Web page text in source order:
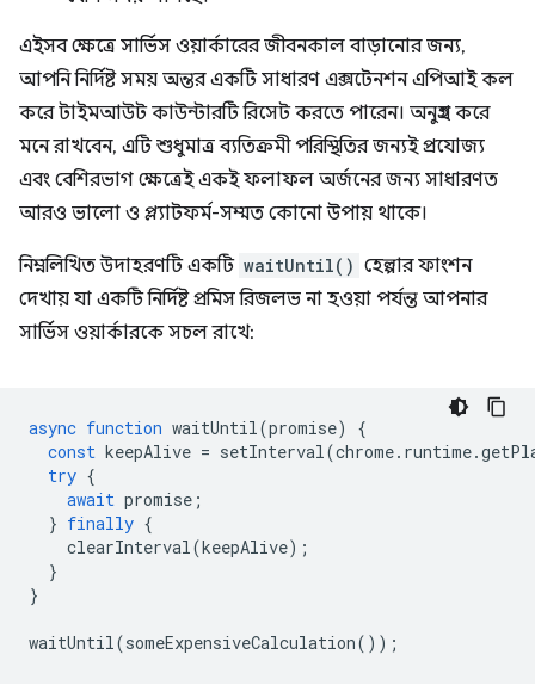
এইসব ক্ষেত্রে সার্ভিস ওয়ার্কারের জীবনকাল বাড়ানোর জন্য,
আপনি নির্দিষ্ট সময় অন্তর একটি সাধারণ এক্সটেনশন এপিআই কল
করে টাইমআউট কাউন্টারটি রিসেট করতে পারেন। অনুগ্রহ করে
মনে রাখবেন, এটি শুধুমাত্র ব্যতিক্রমী পরিস্থিতির জন্যই প্রযোজ্য
এবং বেশিরভাগ ক্ষেত্রেই একই ফলাফল অর্জনের জন্য সাধারণত
আরও ভালো ও প্ল্যাটফর্ম-সম্মত কোনো উপায় থাকে।
নিম্নলিখিত উদাহরণটি একটি waitUntil() হেল্পার ফাংশন
দেখায় যা একটি নির্দিষ্ট প্রমিস রিজলভ না হওয়া পর্যন্ত আপনার
সার্ভিস ওয়ার্কারকে সচল রাখে:
async function waitUntil(promise)
{
const keepAlive = setInterval(chrome. runtime.
try {
await promise ;
} finally {
clearInterval(keepAlive);
}
}
waitUntil(someExpensiveCalculation());